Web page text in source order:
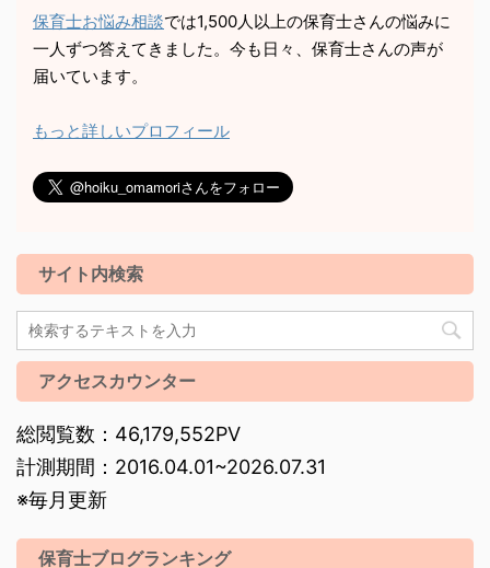
保育士お悩み相談では1,500人以上の保育士さんの悩みに
一人ずつ答えてきました。今も日々、保育士さんの声が
届いています。
もっと詳しいプロフィール
サイト内検索
アクセスカウンター
総閲覧数：46,179,552PV
計測期間：2016.04.01~2026.07.31
※毎月更新
保育士ブログランキング